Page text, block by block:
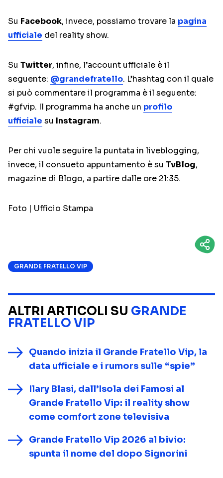
Su Facebook, invece, possiamo trovare la pagina
ufficiale del reality show.
Su Twitter, infine, l’account ufficiale è il
seguente: @grandefratello. L’hashtag con il quale
si può commentare il programma è il seguente:
#gfvip. Il programma ha anche un profilo
ufficiale su Instagram.
Per chi vuole seguire la puntata in liveblogging,
invece, il consueto appuntamento è su TvBlog,
magazine di Blogo, a partire dalle ore 21:35.
Foto | Ufficio Stampa
GRANDE FRATELLO VIP
ALTRI ARTICOLI SU GRANDE
FRATELLO VIP
Quando inizia il Grande Fratello Vip, la
data ufficiale e i rumors sulle “spie”
Ilary Blasi, dall’Isola dei Famosi al
Grande Fratello Vip: il reality show
come comfort zone televisiva
Grande Fratello Vip 2026 al bivio:
spunta il nome del dopo Signorini